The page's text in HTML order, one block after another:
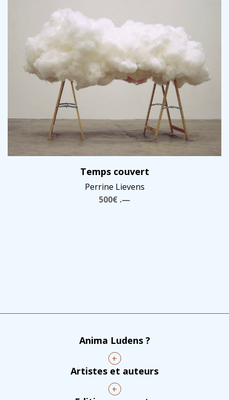
Temps couvert
Perrine Lievens
500€ .—
Anima Ludens ?
+
Artistes et auteurs
+